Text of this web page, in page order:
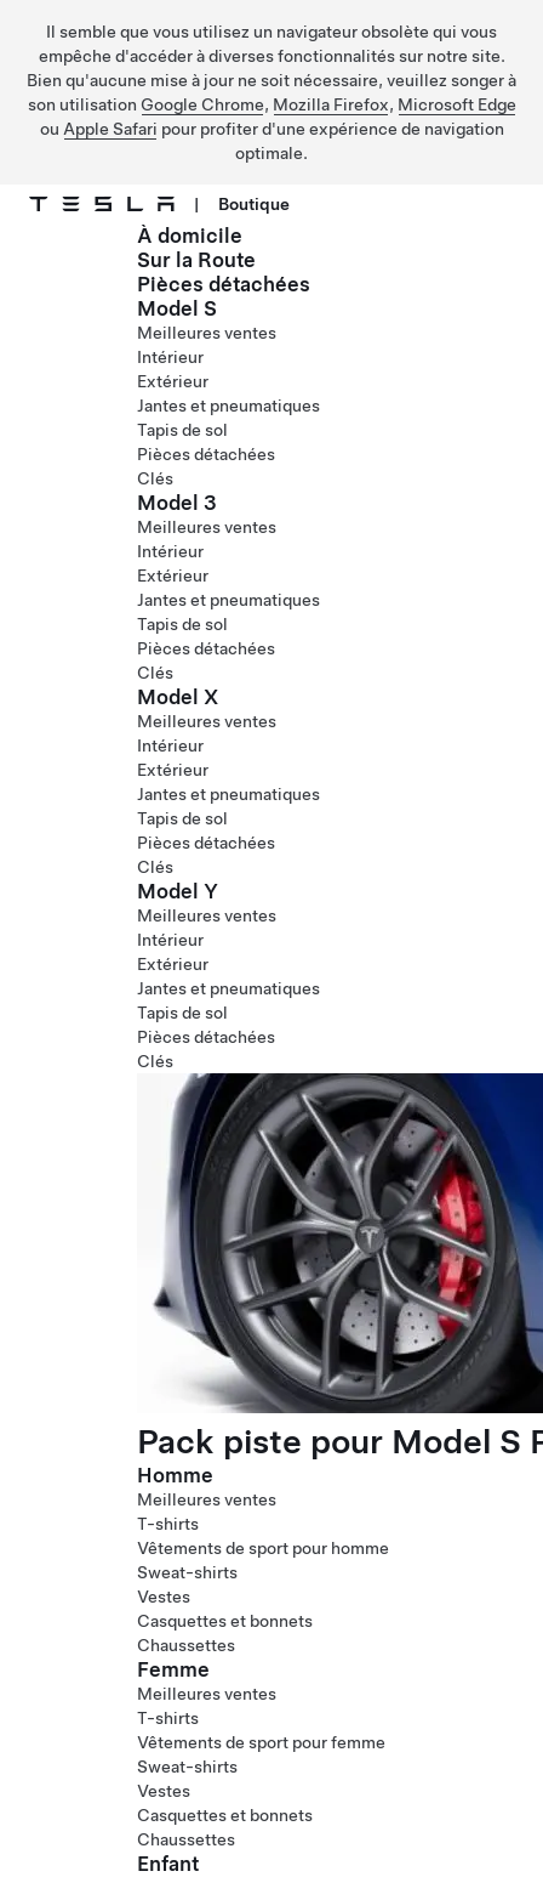
Il semble que vous utilisez un navigateur obsolète qui vous
empêche d'accéder à diverses fonctionnalités sur notre site.
Bien qu'aucune mise à jour ne soit nécessaire, veuillez songer à
son utilisation Google Chrome, Mozilla Firefox, Microsoft Edge
ou Apple Safari pour profiter d'une expérience de navigation
optimale.
Passer au contenu principal
| Boutique
À domicile
Sur la Route
Pièces détachées
Model S
Meilleures ventes
Intérieur
Extérieur
Jantes et pneumatiques
Tapis de sol
Pièces détachées
Clés
Model 3
Meilleures ventes
Intérieur
Extérieur
Jantes et pneumatiques
Tapis de sol
Pièces détachées
Clés
Model X
Meilleures ventes
Intérieur
Extérieur
Jantes et pneumatiques
Tapis de sol
Pièces détachées
Clés
Model Y
Meilleures ventes
Intérieur
Extérieur
Jantes et pneumatiques
Tapis de sol
Pièces détachées
Clés
Pack piste pour Model S
Homme
Meilleures ventes
T-shirts
Vêtements de sport pour homme
Sweat-shirts
Vestes
Casquettes et bonnets
Chaussettes
Femme
Meilleures ventes
T-shirts
Vêtements de sport pour femme
Sweat-shirts
Vestes
Casquettes et bonnets
Chaussettes
Enfant